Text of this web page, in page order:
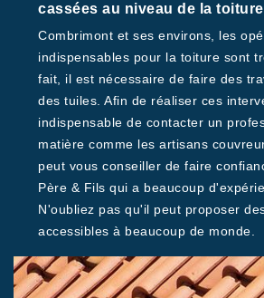
cassées au niveau de la toiture
Combrimont et ses environs, les
indispensables pour la toiture sont
fait, il est nécessaire de faire des
des tuiles. Afin de réaliser ces
indispensable de contacter un
matière comme les artisans
peut vous conseiller de faire
Père & Fils qui a beaucoup
N'oubliez pas qu'il peut proposer
accessibles à beaucoup de monde.